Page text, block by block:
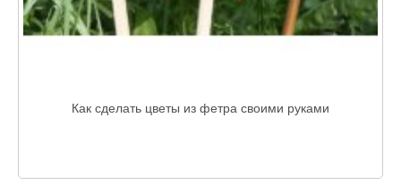
Как сделать цветы из фетра своими руками